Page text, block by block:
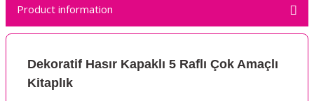
Product information
Dekoratif Hasır Kapaklı 5 Raflı Çok Amaçlı
Kitaplık